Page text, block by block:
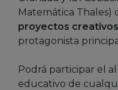
Matemática Thales)
proyectos creativos
protagonista
Podrá participar el
educativo de